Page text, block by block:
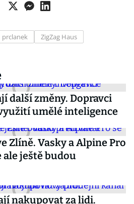
prclanek ZigZag Haus
další změny. Dopravci
umělé inteligence
Zlíně. Vasky a Alpine Pro
ale ještě budou
nakupovat za lidi.